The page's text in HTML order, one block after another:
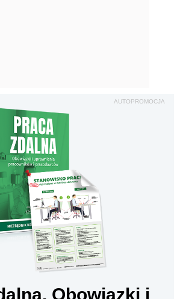
AUTOPROMOCJA
Obowiązki i